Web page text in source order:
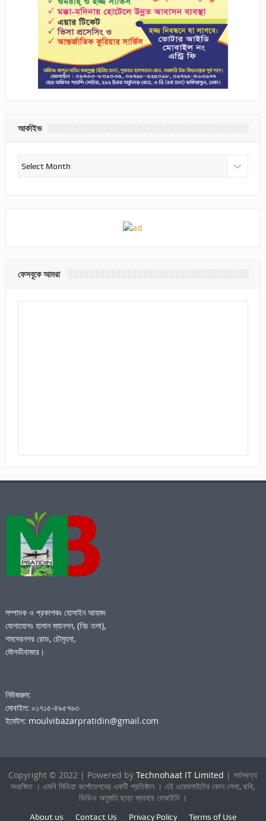
আর্কাইভ
আর্কাইভ
ফেসবুকে আমরা
সম্পাদক ও প্রকাশকঃ হোসাইন আহমদ
যোগাযোগঃ হাসান ম্যানশন, (নিচ তলা),
শমসেরনগর রোড, চৌমূহনা,
মৌলভীবাজার।
নিউজরুম:
মোবাইল: ০১৭১৫-৪৯৫৭৬৩
ইমেইল: moulvibazarpratidin@gmail.com
Copyright © 2022 | Powered byTechnohaat IT Limited | সর্বস্বত্ব
সংরক্ষিত । এমবি মিডিয়া কর্পোরেশনের একটি প্রতিষ্ঠান । এই ওয়েবসাইটের কোন লেখা, ছবি,
ভিডিও অনুমতি ছাড়া ব্যবহার বেআইনি ।
About us Contact Us Privacy Policy Terms of Use